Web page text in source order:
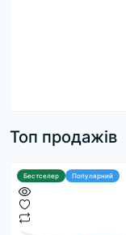
Топ продажів
Бестселер Популярний